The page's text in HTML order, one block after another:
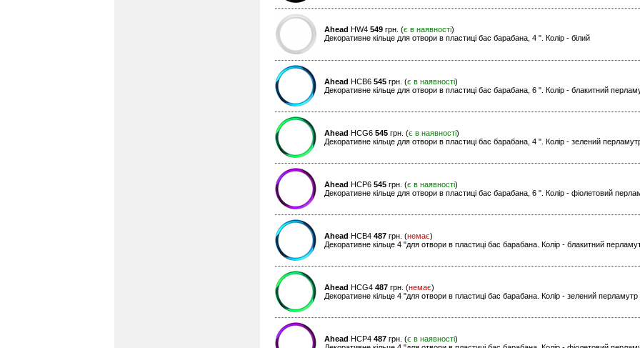
Ahead HW4 549 грн. (є в наявності)
Декоративне кільце для отвори в пластиці бас барабана, 4 ". Колір - білий
Ahead HCB6 545 грн. (є в наявності)
Декоративне кільце для отвори в пластиці бас барабана, 6 ". Колір - блакитний
Ahead HCG6 545 грн. (є в наявності)
Декоративне кільце для отвори в пластиці бас барабана, 4 ". Колір - зелений
Ahead HCP6 545 грн. (є в наявності)
Декоративне кільце для отвори в пластиці бас барабана, 6 ". Колір - фіолетовий
Ahead HCB4 487 грн. (немає)
Декоративне кільце 4 "для отвори в пластиці бас барабана. Колір - блакитний
Ahead HCG4 487 грн. (немає)
Декоративне кільце 4 "для отвори в пластиці бас барабана. Колір - зелений перламутр
Ahead HCP4 487 грн. (є в наявності)